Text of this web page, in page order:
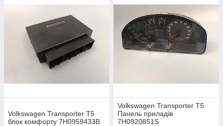
Volkswagen Transporter T5
блок комфорту 7H0959433B
Volkswagen Transporter T5
Панель приладів
7H0920851S